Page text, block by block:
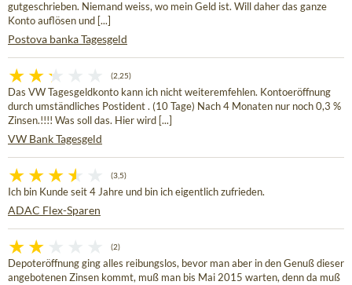
gutgeschrieben. Niemand weiss, wo mein Geld ist. Will daher das ganze
Konto auflösen und [...]
Postova banka Tagesgeld
(2,25)
Das VW Tagesgeldkonto kann ich nicht weiteremfehlen. Kontoeröffnung
durch umständliches Postident . (10 Tage) Nach 4 Monaten nur noch 0,3 %
Zinsen.!!!! Was soll das. Hier wird [...]
VW Bank Tagesgeld
(3,5)
Ich bin Kunde seit 4 Jahre und bin ich eigentlich zufrieden.
ADAC Flex-Sparen
(2)
Depoteröffnung ging alles reibungslos, bevor man aber in den Genuß dieser
angebotenen Zinsen kommt, muß man bis Mai 2015 warten, denn da muß